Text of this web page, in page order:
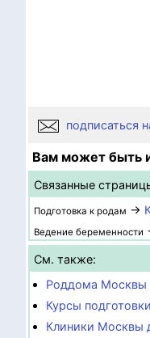
подписаться
Вам может быть
Связанные
Подготовка к родам →
Ведение беременности
См. также:
Роддома Москвы
Курсы
Клиники Москвы